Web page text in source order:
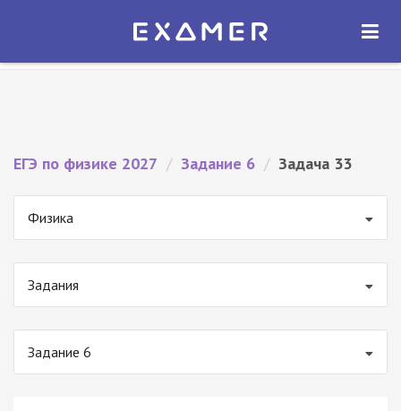
Экзамер — ЕГЭ 2027
ОТКРЫТЬ
ЕГЭ по физике 2027 / Задание 6 / Задача 33
Физика
Задания
Задание 6